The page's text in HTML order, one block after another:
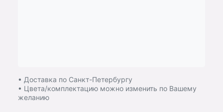
• Доставка по Санкт-Петербургу
• Цвета/комплектацию можно изменить по Вашему
желанию